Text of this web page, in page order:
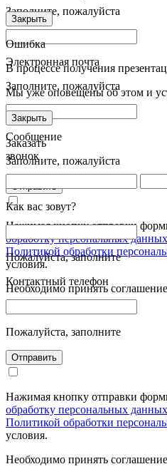
Заполните, пожалуйста
Электронная почта
Заполните, пожалуйста
Сообщение
Заполните, пожалуйста
Отправить
Нажимая кнопку отправки
обработку персональных данных
Политикой обработки
условия.
Необходимо принять соглашение
Закрыть
Ошибка
В процессе получения
Мы уже оповещены об этом и
Закрыть
Заказать
звонок
Как вас зовут?
Пожалуйста, заполните
Контактный телефон
Пожалуйста, заполните
Отправить
Нажимая кнопку отправки
обработку персональных данных
Политикой обработки
условия.
Необходимо принять соглашение